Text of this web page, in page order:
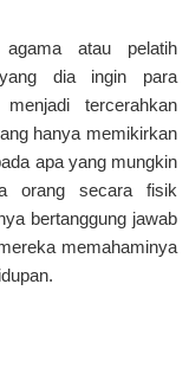
atau pelatih
dia ingin para
tercerahkan
hanya memikirkan
apa yang mungkin
orang secara fisik
bertanggung jawab
memahaminya